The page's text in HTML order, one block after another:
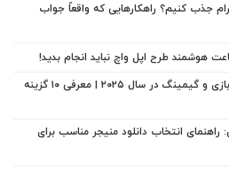
جذب کنیم؟ راهکارهایی که واقعاً جواب
مناسب‌ترین کارت گرافیک برای بازی و گیمینگ در سال ۲۰۲۵ | معرفی ۱۰ گزینه
راهنمای انتخاب دانلود منیجر مناسب برای